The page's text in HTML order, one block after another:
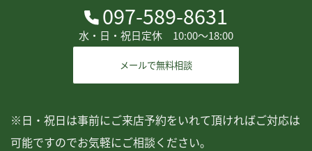
097-589-8631
水・日・祝日定休 10:00〜18:00
メールで無料相談
※日・祝日は事前にご来店予約をいれて頂ければご対応は
可能ですのでお気軽にご相談ください。